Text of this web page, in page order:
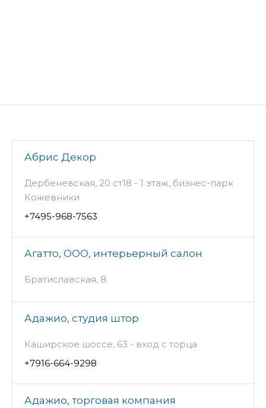
Абрис Декор
Дербеневская, 20 ст18 - 1 этаж, бизнес-парк
Кожевники
+7495-968-7563
Агатто, ООО, интерьерный салон
Братиславская, 8
Адажио, студия штор
Каширское шоссе, 63 - вход с торца
+7916-664-9298
Адажио, торговая компания